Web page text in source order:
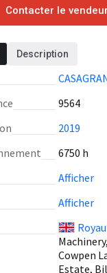
Contacter le vendeur
Description
9564
2019
6750 h
Afficher
Afficher
Cowpen
Estate,